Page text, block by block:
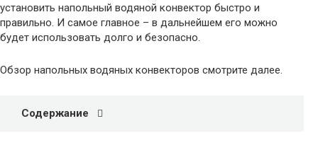
установить напольный водяной конвектор быстро и
правильно. И самое главное – в дальнейшем его можно
будет использовать долго и безопасно.
Обзор напольных водяных конвекторов смотрите далее.
Содержание